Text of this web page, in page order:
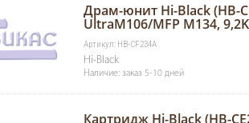
Драм-юнит Hi-Black (HB-
UltraM106/MFP M134,
Артикул: HB-CF234A
Hi-Black
Наличие: заказ 5-10 дней
Картридж Hi-Black (HB-